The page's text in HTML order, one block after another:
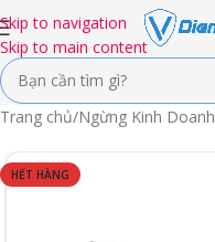
Skip to navigation
Skip to main content
Trang chủ/Ngừng Kinh Doanh
HẾT HÀNG